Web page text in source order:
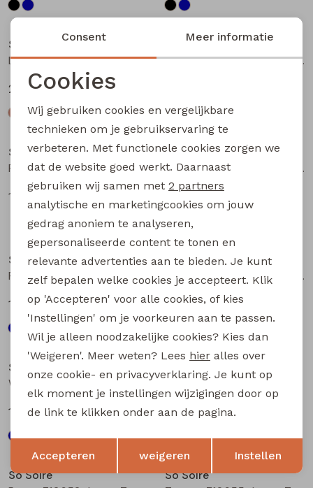
Sale
So Soire
Lianna Z10669 dames piraat Zand
20,00 39,99
Sale
So Soire
Lianna Z10669 dames piraat Groen licht
Sale
So Soire
Pernille Z10549 dames T-shirt km Blauw licht
10,00
So Soire
Fabia Z10657 dames T-shirt km Kobalt
14,00
So Soire
Fabia Z10657 dames T-shirt km Paars
14,00
27,99
So Soire
May Z10647 dames T-shirt km Army
14,00 27,99
Sale
So Soire
Wendy Z10551 dames bloese lm Indigo
15,00
29,99
So Soire
15,00 29,99
So Soire
So Soire
Noodzakelijke cookies
Analytische cookies
Marketing cookies
Terug Opslaan
Consent Meer informatie
Cookies
Wij gebruiken cookies en vergelijkbare
technieken om je gebruikservaring te
verbeteren. Met functionele cookies zorgen we
dat de website goed werkt. Daarnaast
gebruiken wij samen met 2 partners
analytische en marketingcookies om jouw
gedrag anoniem te analyseren,
gepersonaliseerde content te tonen en
relevante advertenties aan te bieden. Je kunt
zelf bepalen welke cookies je accepteert. Klik
op 'Accepteren' voor alle cookies, of kies
'Instellingen' om je voorkeuren aan te passen.
Wil je alleen noodzakelijke cookies? Kies dan
'Weigeren'. Meer weten? Lees hier alles over
onze cookie- en privacyverklaring. Je kunt op
elk moment je instellingen wijzigingen door op
de link te klikken onder aan de pagina.
Accepteren weigeren Instellen